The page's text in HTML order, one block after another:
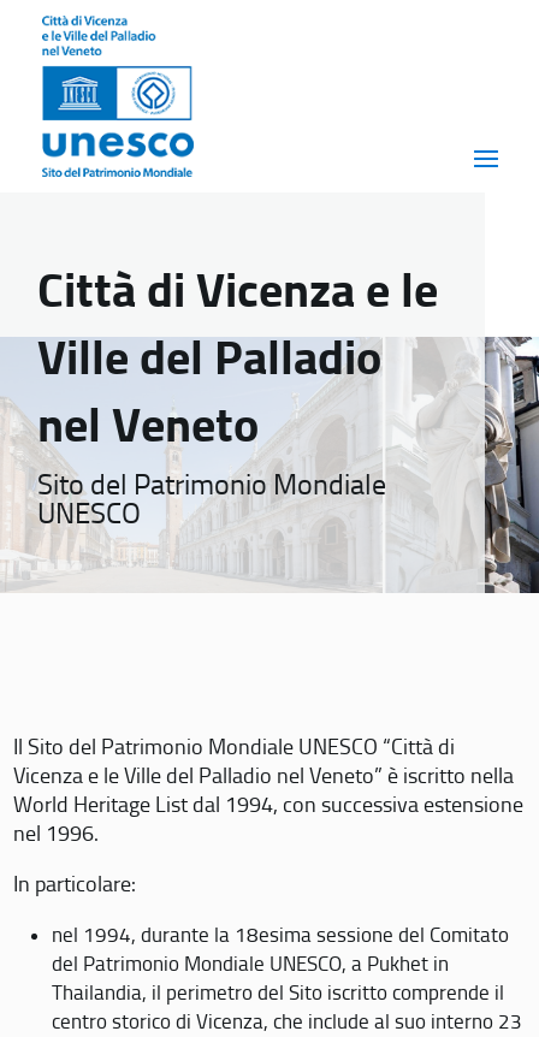
Città di Vicenza e le
Ville del Palladio
nel Veneto
Sito del Patrimonio Mondiale
UNESCO
Il Sito del Patrimonio Mondiale UNESCO “Città di
Vicenza e le Ville del Palladio nel Veneto” è iscritto nella
World Heritage List dal 1994, con successiva estensione
nel 1996.
In particolare:
nel 1994, durante la 18esima sessione del Comitato
del Patrimonio Mondiale UNESCO, a Pukhet in
Thailandia, il perimetro del Sito iscritto comprende il
centro storico di Vicenza, che include al suo interno 23